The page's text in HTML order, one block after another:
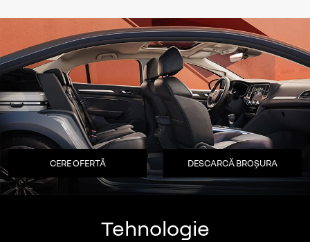
CERE OFERTĂ DESCARCĂ BROȘURA
Tehnologie